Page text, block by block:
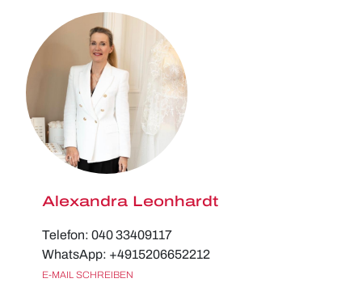
Alexandra Leonhardt
Telefon: 040 33409117
WhatsApp: +4915206652212
E-MAIL SCHREIBEN